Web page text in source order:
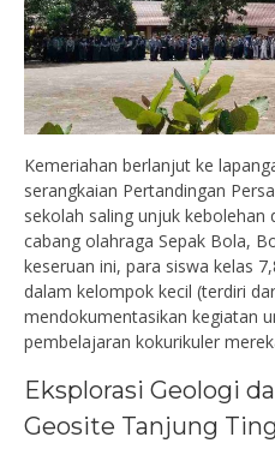
Kemeriahan berlanjut ke
serangkaian Pertandingan
sekolah saling unjuk
cabang olahraga Sepak Bola,
keseruan ini, para siswa kelas
dalam kelompok kecil (terdiri
mendokumentasikan kegiatan
pembelajaran kokurikuler
Eksplorasi Geologi
Geosite Tanjung